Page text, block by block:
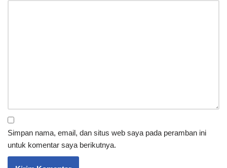
Simpan nama, email, dan situs web saya pada peramban ini
untuk komentar saya berikutnya.